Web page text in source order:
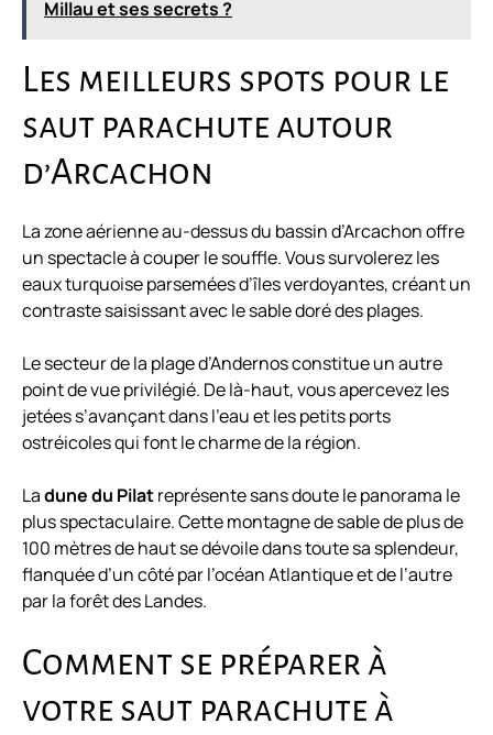
Millau et ses secrets ?
Les meilleurs spots pour le
saut parachute autour
d’Arcachon
La zone aérienne au-dessus du bassin d’Arcachon offre
un spectacle à couper le souffle. Vous survolerez les
eaux turquoise parsemées d’îles verdoyantes, créant un
contraste saisissant avec le sable doré des plages.
Le secteur de la plage d’Andernos constitue un autre
point de vue privilégié. De là-haut, vous apercevez les
jetées s’avançant dans l’eau et les petits ports
ostréicoles qui font le charme de la région.
Ladune du Pilatreprésente sans doute le panorama le
plus spectaculaire. Cette montagne de sable de plus de
100 mètres de haut se dévoile dans toute sa splendeur,
flanquée d’un côté par l’océan Atlantique et de l’autre
par la forêt des Landes.
Comment se préparer à
votre saut parachute à